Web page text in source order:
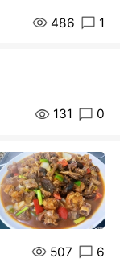
486 1
131 0
507 6